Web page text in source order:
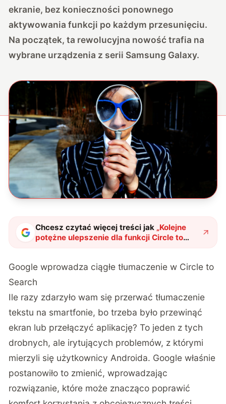
ekranie, bez konieczności ponownego
aktywowania funkcji po każdym przesunięciu.
Na początek, ta rewolucyjna nowość trafia na
wybrane urządzenia z serii Samsung Galaxy.
Chcesz czytać więcej treści jak „Kolejne
potężne ulepszenie dla funkcji Circle to
Search. Posiadacze smartfonów Samsunga
Google wprowadza ciągłe tłumaczenie w Circle to
Search
Ile razy zdarzyło wam się przerwać tłumaczenie
tekstu na smartfonie, bo trzeba było przewinąć
ekran lub przełączyć aplikację? To jeden z tych
drobnych, ale irytujących problemów, z którymi
mierzyli się użytkownicy Androida. Google właśnie
postanowiło to zmienić, wprowadzając
rozwiązanie, które może znacząco poprawić